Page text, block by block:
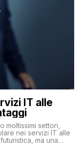
IT alle
moltissimi settori,
nei servizi IT alle
ma una
significativo in